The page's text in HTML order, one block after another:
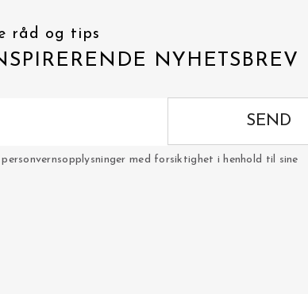
råd og tips
NYHETSBREV
SEND
med forsiktighet i henhold til sine